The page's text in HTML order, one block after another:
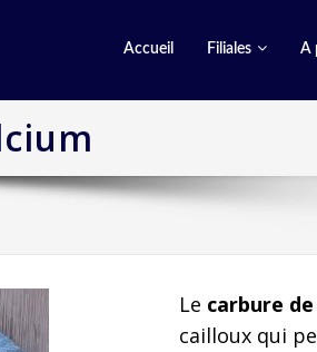
Accueil Filiales A
Le carbure
cailloux qui